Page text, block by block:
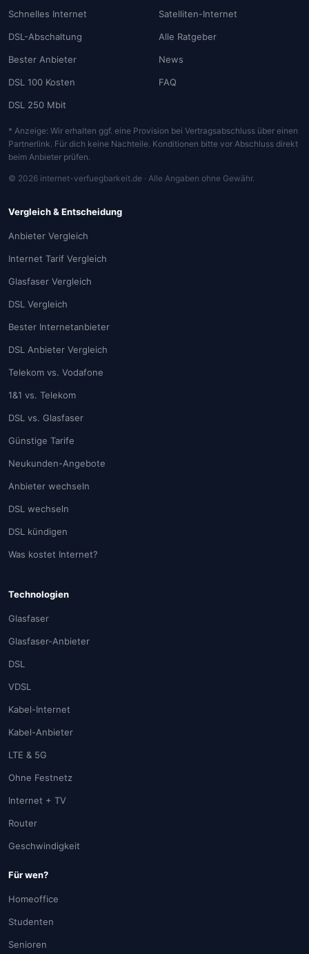
Schnelles Internet
DSL-Abschaltung
Bester Anbieter
DSL 100 Kosten
DSL 250 Mbit
Satelliten-Internet
Alle Ratgeber
News
FAQ
* Anzeige: Wir erhalten ggf. eine Provision bei Vertragsabschluss über einen
Partnerlink. Für dich keine Nachteile. Konditionen bitte vor Abschluss direkt
beim Anbieter prüfen.
© 2026 internet-verfuegbarkeit.de · Alle Angaben ohne Gewähr.
Vergleich & Entscheidung
Anbieter Vergleich
Internet Tarif Vergleich
Glasfaser Vergleich
DSL Vergleich
Bester Internetanbieter
DSL Anbieter Vergleich
Telekom vs. Vodafone
1&1 vs. Telekom
DSL vs. Glasfaser
Günstige Tarife
Neukunden-Angebote
Anbieter wechseln
DSL wechseln
DSL kündigen
Was kostet Internet?
Technologien
Glasfaser
Glasfaser-Anbieter
DSL
VDSL
Kabel-Internet
Kabel-Anbieter
LTE & 5G
Ohne Festnetz
Internet + TV
Router
Geschwindigkeit
Für wen?
Homeoffice
Studenten
Senioren